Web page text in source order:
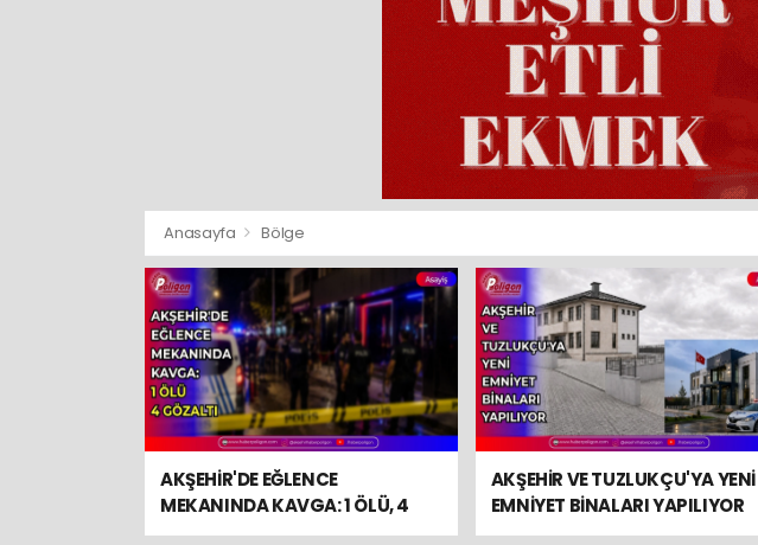
Anasayfa Bölge
AKŞEHİR'DE EĞLENCE
MEKANINDA KAVGA: 1 ÖLÜ, 4
GÖZALTI
AKŞEHİR VE TUZLUKÇU'YA YENİ
EMNİYET BİNALARI YAPILIYOR